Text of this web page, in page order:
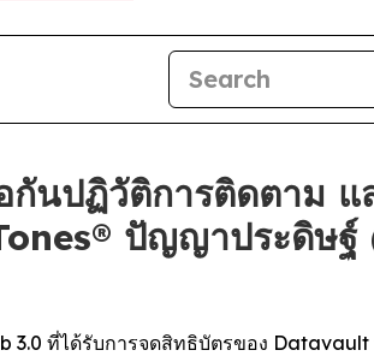
ปฏิวัติการติดตาม แ
ปัญญาประดิษ
ที่ได้รับการจดสิทธิบัตรของ Datavault